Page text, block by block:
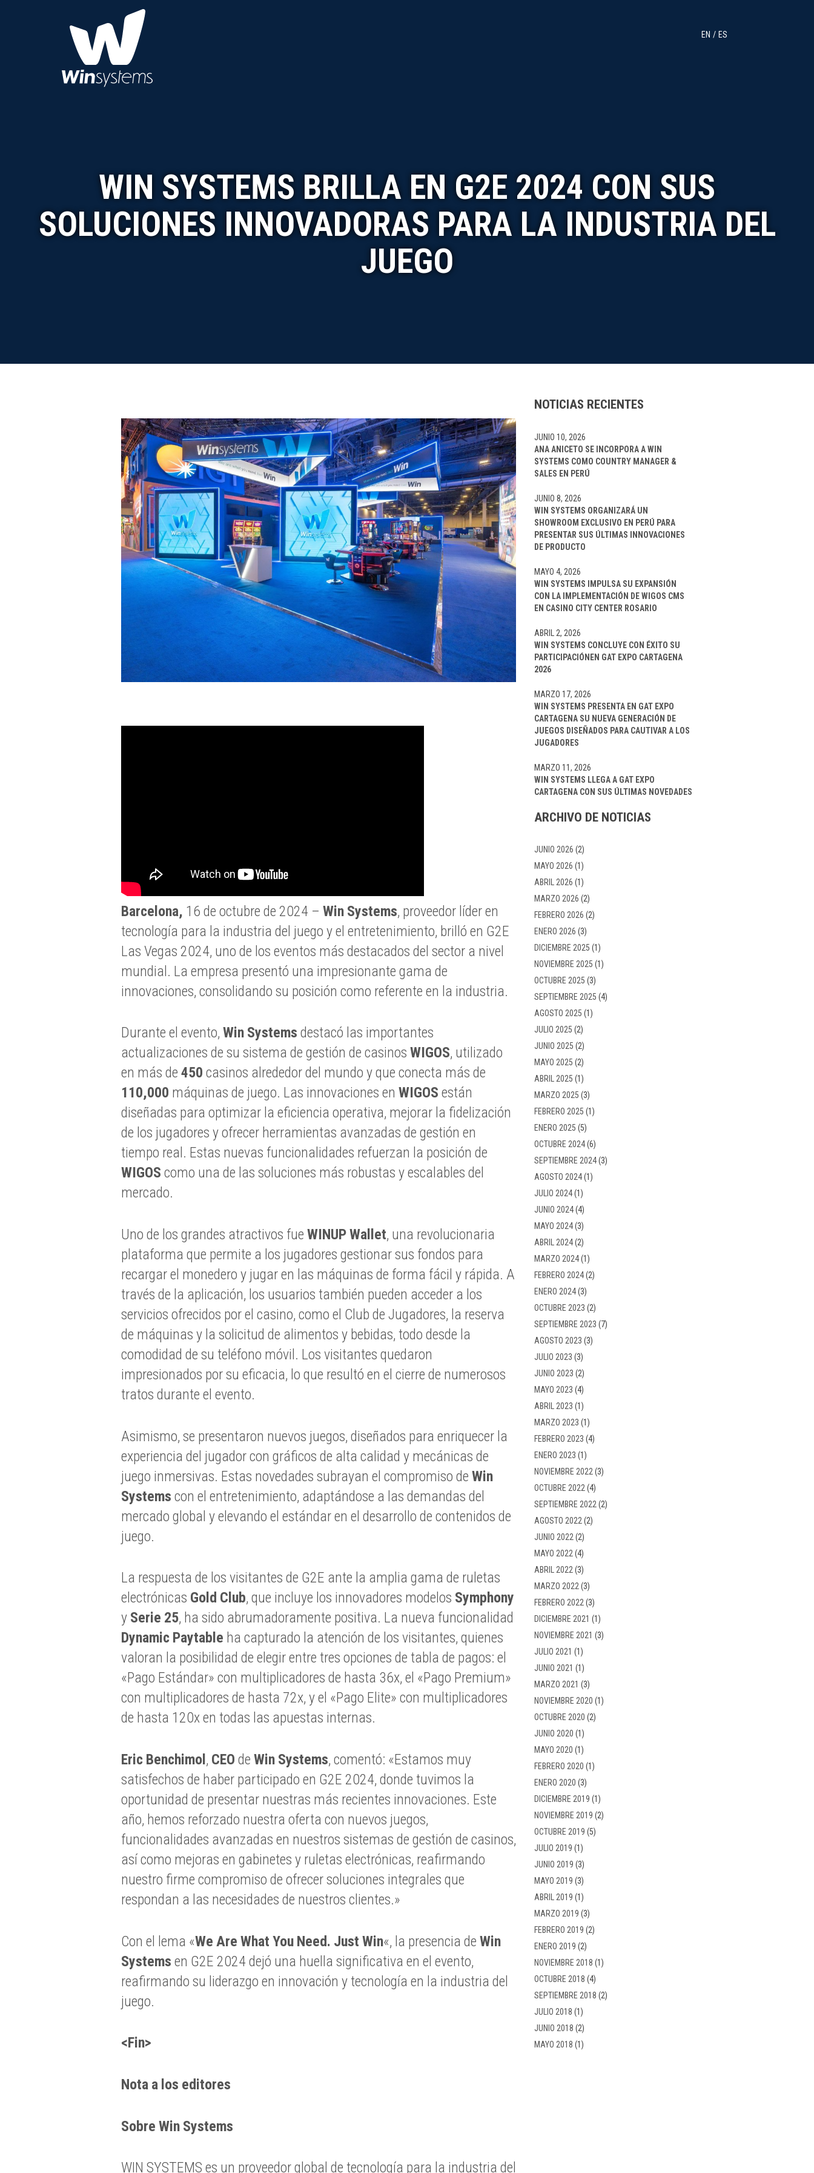
EN ES
WIN SYSTEMS BRILLA EN G2E 2024 CON SUS
SOLUCIONES INNOVADORAS PARA LA INDUSTRIA DEL
JUEGO
Barcelona, 16 de octubre de 2024 – Win Systems, proveedor líder en
tecnología para la industria del juego y el entretenimiento, brilló en G2E
Las Vegas 2024, uno de los eventos más destacados del sector a nivel
mundial. La empresa presentó una impresionante gama de
innovaciones, consolidando su posición como referente en la industria.
Durante el evento, Win Systems destacó las importantes
actualizaciones de su sistema de gestión de casinos WIGOS, utilizado
en más de 450 casinos alrededor del mundo y que conecta más de
110,000 máquinas de juego. Las innovaciones en WIGOS están
diseñadas para optimizar la eficiencia operativa, mejorar la fidelización
de los jugadores y ofrecer herramientas avanzadas de gestión en
tiempo real. Estas nuevas funcionalidades refuerzan la posición de
WIGOS como una de las soluciones más robustas y escalables del
mercado.
Uno de los grandes atractivos fue WINUP Wallet, una revolucionaria
plataforma que permite a los jugadores gestionar sus fondos para
recargar el monedero y jugar en las máquinas de forma fácil y rápida. A
través de la aplicación, los usuarios también pueden acceder a los
servicios ofrecidos por el casino, como el Club de Jugadores, la reserva
de máquinas y la solicitud de alimentos y bebidas, todo desde la
comodidad de su teléfono móvil. Los visitantes quedaron
impresionados por su eficacia, lo que resultó en el cierre de numerosos
tratos durante el evento.
Asimismo, se presentaron nuevos juegos, diseñados para enriquecer la
experiencia del jugador con gráficos de alta calidad y mecánicas de
juego inmersivas. Estas novedades subrayan el compromiso de Win
Systems con el entretenimiento, adaptándose a las demandas del
mercado global y elevando el estándar en el desarrollo de contenidos de
juego.
La respuesta de los visitantes de G2E ante la amplia gama de ruletas
electrónicas Gold Club, que incluye los innovadores modelos Symphony
y Serie 25, ha sido abrumadoramente positiva. La nueva funcionalidad
Dynamic Paytable ha capturado la atención de los visitantes, quienes
valoran la posibilidad de elegir entre tres opciones de tabla de pagos: el
«Pago Estándar» con multiplicadores de hasta 36x, el «Pago Premium»
con multiplicadores de hasta 72x, y el «Pago Elite» con multiplicadores
de hasta 120x en todas las apuestas internas.
Eric Benchimol , CEO de Win Systems, comentó: «Estamos muy
satisfechos de haber participado en G2E 2024, donde tuvimos la
oportunidad de presentar nuestras más recientes innovaciones. Este
año, hemos reforzado nuestra oferta con nuevos juegos,
funcionalidades avanzadas en nuestros sistemas de gestión de casinos,
así como mejoras en gabinetes y ruletas electrónicas, reafirmando
nuestro firme compromiso de ofrecer soluciones integrales que
respondan a las necesidades de nuestros clientes.»
Con el lema «We Are What You Need. Just Win«, la presencia de Win
Systems en G2E 2024 dejó una huella significativa en el evento,
reafirmando su liderazgo en innovación y tecnología en la industria del
juego.
<Fin>
Nota a los editores
Sobre Win Systems
WIN SYSTEMS es un proveedor global de tecnología para la industria del
NOTICIAS RECIENTES
ANA ANICETO SE INCORPORA A WIN
SYSTEMS COMO COUNTRY MANAGER &
SALES EN PERÚ
JUNIO 10, 2026
WIN SYSTEMS ORGANIZARÁ UN
SHOWROOM EXCLUSIVO EN PERÚ PARA
PRESENTAR SUS ÚLTIMAS INNOVACIONES
DE PRODUCTO
JUNIO 8, 2026
WIN SYSTEMS IMPULSA SU EXPANSIÓN
CON LA IMPLEMENTACIÓN DE WIGOS CMS
EN CASINO CITY CENTER ROSARIO
MAYO 4, 2026
WIN SYSTEMS CONCLUYE CON ÉXITO SU
PARTICIPACIÓNEN GAT EXPO CARTAGENA
2026
ABRIL 2, 2026
WIN SYSTEMS PRESENTA EN GAT EXPO
CARTAGENA SU NUEVA GENERACIÓN DE
JUEGOS DISEÑADOS PARA CAUTIVAR A LOS
JUGADORES
MARZO 17, 2026
WIN SYSTEMS LLEGA A GAT EXPO
CARTAGENA CON SUS ÚLTIMAS NOVEDADES
MARZO 11, 2026
ARCHIVO DE NOTICIAS
JUNIO 2026 (2)
MAYO 2026 (1)
ABRIL 2026 (1)
MARZO 2026 (2)
FEBRERO 2026 (2)
ENERO 2026 (3)
DICIEMBRE 2025 (1)
NOVIEMBRE 2025 (1)
OCTUBRE 2025 (3)
SEPTIEMBRE 2025 (4)
AGOSTO 2025 (1)
JULIO 2025 (2)
JUNIO 2025 (2)
MAYO 2025 (2)
ABRIL 2025 (1)
MARZO 2025 (3)
FEBRERO 2025 (1)
ENERO 2025 (5)
OCTUBRE 2024(6)
SEPTIEMBRE 2024(3)
AGOSTO 2024(1)
JULIO 2024(1)
JUNIO 2024(4)
MAYO 2024(3)
ABRIL 2024(2)
MARZO 2024(1)
FEBRERO 2024(2)
ENERO 2024(3)
OCTUBRE 2023 (2)
SEPTIEMBRE 2023 (7)
AGOSTO 2023 (3)
JULIO 2023 (3)
JUNIO 2023 (2)
MAYO 2023 (4)
ABRIL 2023 (1)
MARZO 2023 (1)
FEBRERO 2023 (4)
ENERO 2023 (1)
NOVIEMBRE 2022 (3)
OCTUBRE 2022 (4)
SEPTIEMBRE 2022 (2)
AGOSTO 2022 (2)
JUNIO 2022 (2)
MAYO 2022 (4)
ABRIL 2022 (3)
MARZO 2022 (3)
FEBRERO 2022 (3)
DICIEMBRE 2021 (1)
NOVIEMBRE 2021 (3)
JULIO 2021 (1)
JUNIO 2021 (1)
MARZO 2021 (3)
NOVIEMBRE 2020 (1)
OCTUBRE 2020 (2)
JUNIO 2020 (1)
MAYO 2020 (1)
FEBRERO 2020 (1)
ENERO 2020 (3)
DICIEMBRE 2019 (1)
NOVIEMBRE 2019 (2)
OCTUBRE 2019 (5)
JULIO 2019 (1)
JUNIO 2019 (3)
MAYO 2019 (3)
ABRIL 2019 (1)
MARZO 2019 (3)
FEBRERO 2019 (2)
ENERO 2019 (2)
NOVIEMBRE 2018 (1)
OCTUBRE 2018 (4)
SEPTIEMBRE 2018 (2)
JULIO 2018 (1)
JUNIO 2018 (2)
MAYO 2018 (1)